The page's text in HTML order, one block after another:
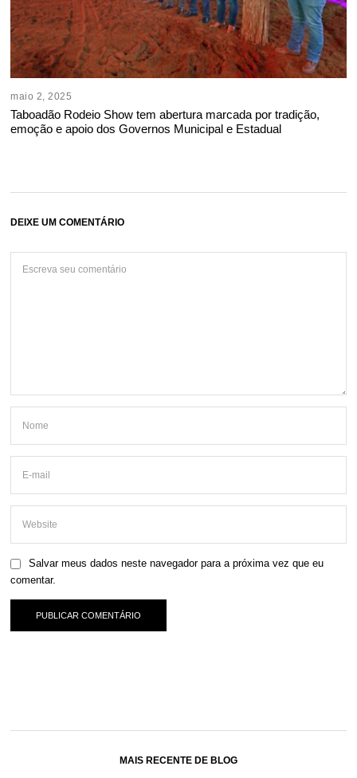
maio 2, 2025
Taboadão Rodeio Show tem abertura marcada por tradição,
emoção e apoio dos Governos Municipal e Estadual
DEIXE UM COMENTÁRIO
Salvar meus dados neste navegador para a próxima vez que eu
comentar.
MAIS RECENTE DE BLOG